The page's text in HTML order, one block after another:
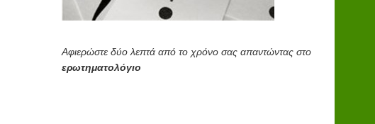
Αφιερώστε δύο λεπτά από το χρόνο σας απαντώντας στο
ερωτηματολόγιο